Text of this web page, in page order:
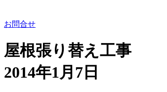
お問合せ
屋根張り替え工事
2014年1月7日